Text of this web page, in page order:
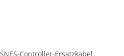
SNES-Controller-Ersatzkabel